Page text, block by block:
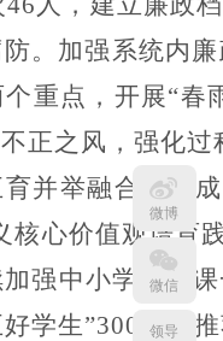
微博
微信
领导
。加强系统内
重点，开展“春
正之风，强化
并举融合发展
核心价值观培育
强中小学思政
学生”300 名，